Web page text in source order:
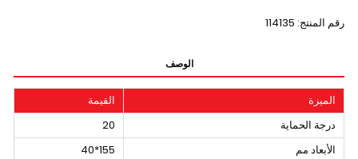
رقم المنتج: 114135
الوصف
الميزة
القيمة
درجة الحماية
20
الأبعاد مم
155*40